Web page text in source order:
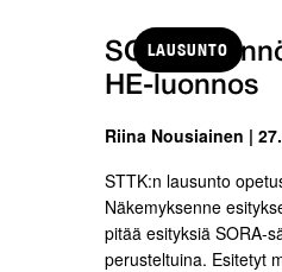
LAUSUNTO
SORA-
HE-luonnos
Riina Nousiainen |
STTK:n lausunto
Näkemyksenne
pitää esityksiä SORA-
perusteltuina. Esitetyt